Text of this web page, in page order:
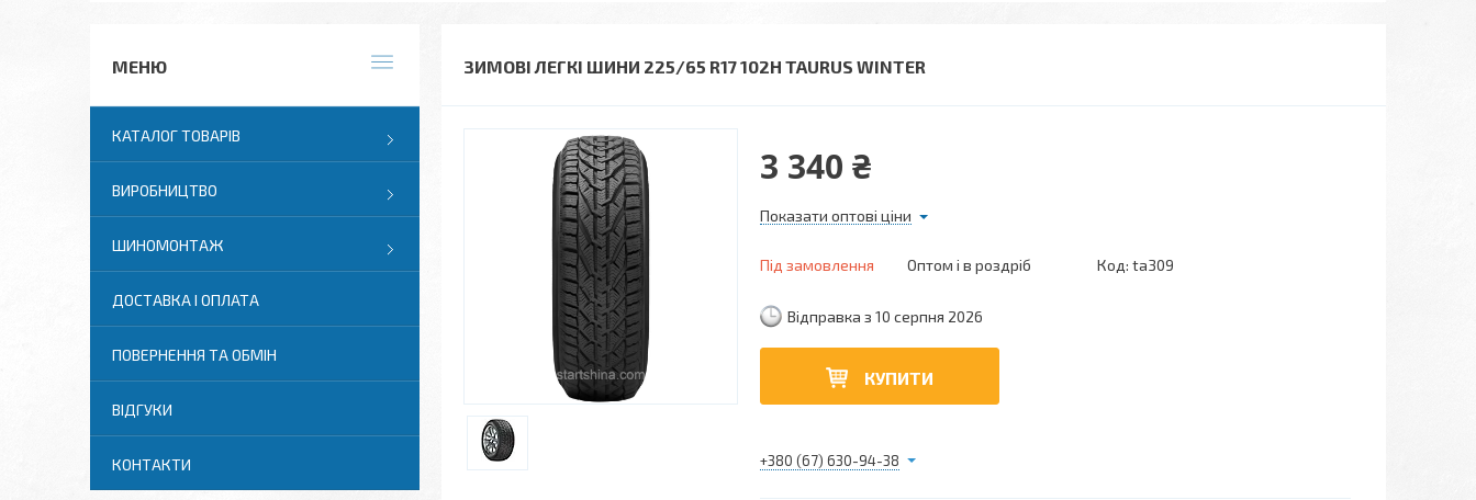
ЗИМОВІ ЛЕГКІ ШИНИ 225/65 R17 102H TAURUS WINTER
3 340 ₴
Показати оптові ціни
Під замовлення Оптом і в роздріб Код: ta309
Відправка з 10 серпня 2026
КУПИТИ
+380 (67) 630-94-38
КАТАЛОГ ТОВАРІВ
ВИРОБНИЦТВО
ШИНОМОНТАЖ
ДОСТАВКА І ОПЛАТА
ПОВЕРНЕННЯ ТА ОБМІН
ВІДГУКИ
КОНТАКТИ